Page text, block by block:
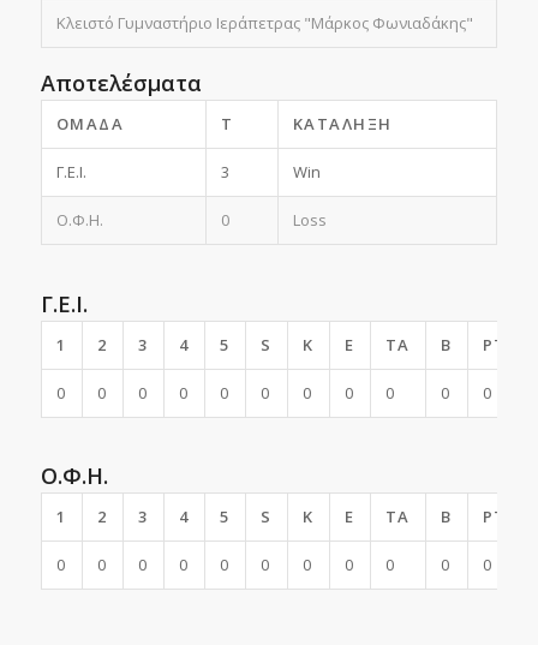
Κλειστό Γυμναστήριο Ιεράπετρας "Μάρκος Φωνιαδάκης"
Αποτελέσματα
ΟΜΆΔΑ T ΚΑΤΆΛΗΞΗ
Γ.Ε.Ι. 3 Win
Ο.Φ.Η. 0 Loss
Γ.Ε.Ι.
1 2 3 4 5 S K E TA B PTS
0 0 0 0 0 0 0 0 0 0 0
Ο.Φ.Η.
1 2 3 4 5 S K E TA B PTS
0 0 0 0 0 0 0 0 0 0 0